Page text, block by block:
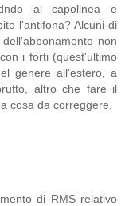
al capolinea e
l'antifona? Alcuni di
non
i forti (quest'ultimo
genere all'estero, a
altro che fare il
cosa da correggere.
di RMS relativo